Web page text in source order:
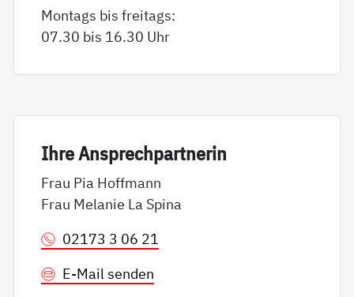
Montags bis freitags:
07.30 bis 16.30 Uhr
Ih­re An­sp­rech­part­ne­rin
Frau Pia Hoffmann
Frau Melanie La Spina
02173 3 06 21
E-Mail senden